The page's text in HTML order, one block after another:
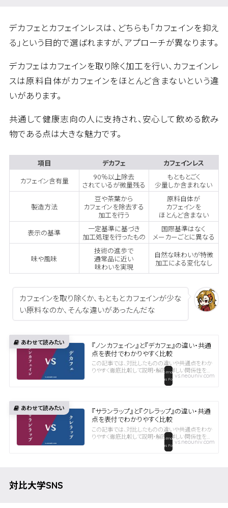
デカフェとカフェインレスは、どちらも「カフェインを抑え
る」という目的で選ばれますが、アプローチが異なります。
デカフェはカフェインを取り除く加工を行い、カフェインレ
スは原料自体がカフェインをほとんど含まないという違
いがあります。
共通して健康志向の人に支持され、安心して飲める飲み
物である点は大きな魅力です。
項目 デカフェ カフェインレス
カフェイン含有量
90％以上除去
されているが微量残る
もともとごく
少量しか含まれない
製造方法
豆や茶葉から
カフェインを除去する
加工を行う
原料自体が
カフェインを
ほとんど含まない
表示の基準
一定基準に基づき
加工処理を行ったもの
国際基準はなく
メーカーごとに異なる
味や風味
技術の進歩で
通常品に近い
味わいを実現
自然な味わいが特徴
加工による変化なし
カフェインを取り除くか、もともとカフェインが少な
い原料なのか、そんな違いがあったんだな
『ノンカフェイン』と『デカフェ』の違い・共通
点を表付でわかりやすく比較
この記事では、対比したものの違いや共通点をわか
りやすく徹底比較して説明・解説。詳しい関係性を比
較表にして、まとめてお届けします。ぜひご覧くださ
い。ノンカフェインとデカフェの違いとは？カフェイン
vs.neouniv.com
『サランラップ』と『クレラップ』の違い・共通
点を表付でわかりやすく比較
この記事では、対比したものの違いや共通点をわか
りやすく徹底比較して説明・解説。詳しい関係性を比
較表にして、まとめてお届けします。ぜひご覧くださ
い。サランラップとクレラップの違いと共通点を徹底
vs.neouniv.com
対比大学SNS